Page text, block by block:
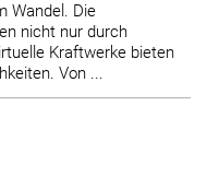
Wandel. Die
nicht nur durch
Kraftwerke bieten
Von ...